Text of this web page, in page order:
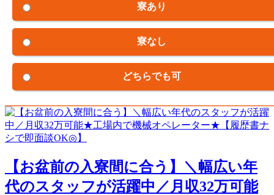
寮あり
寮なし
どちらでも可
【お盆前の入寮間に合う】＼幅広い年
代のスタッフが活躍中／月収32万可能